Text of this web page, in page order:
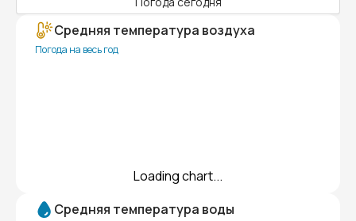
Средняя температура воздуха
Погода на весь год
Loading chart...
Средняя температура воды